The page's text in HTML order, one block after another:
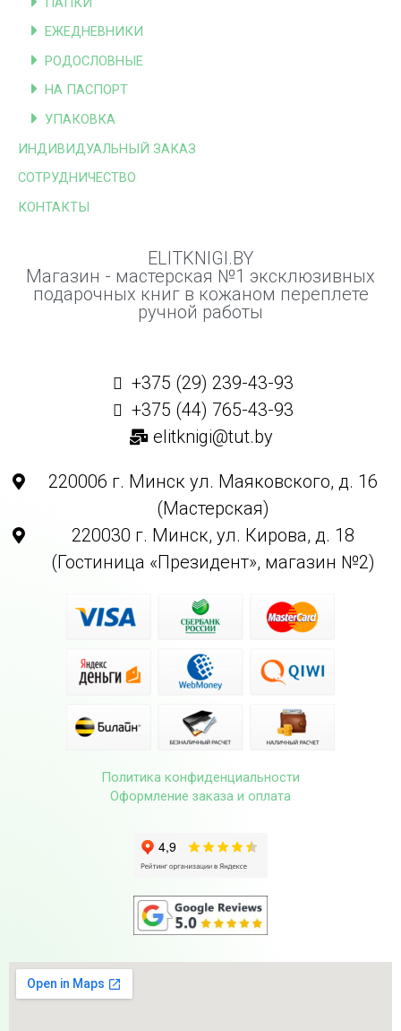
ЕЖЕДНЕВНИКИ
РОДОСЛОВНЫЕ
НА ПАСПОРТ
УПАКОВКА
ИНДИВИДУАЛЬНЫЙ ЗАКАЗ
СОТРУДНИЧЕСТВО
КОНТАКТЫ
ELITKNIGI.BY
Магазин - мастерская №1 эксклюзивных
подарочных книг в кожаном переплете
ручной работы
+375 (29) 239-43-93
+375 (44) 765-43-93
elitknigi@tut.by
220006 г. Минск ул. Маяковского, д. 16
(Мастерская)
220030 г. Минск, ул. Кирова, д. 18
(Гостиница «Президент», магазин №2)
Политика конфиденциальности
Оформление заказа и оплата